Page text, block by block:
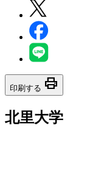
印刷する print
北里大学